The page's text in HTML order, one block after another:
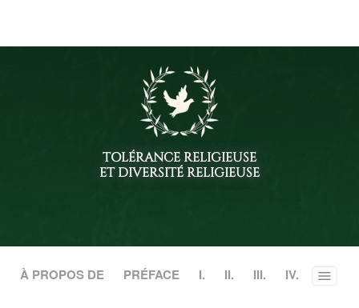
TOLÉRANCE RELIGIEUSE
ET DIVERSITÉ RELIGIEUSE
À PROPOS DE PRÉFACE I. II. III. IV. Toggle